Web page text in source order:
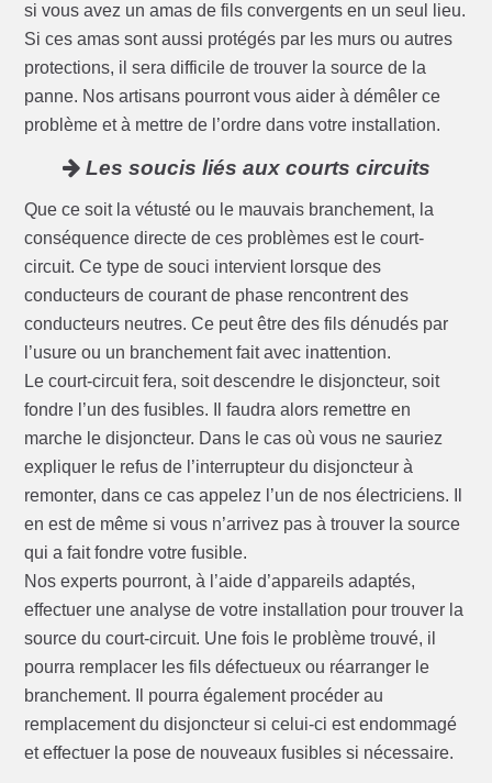
si vous avez un amas de fils convergents en un seul lieu.
Si ces amas sont aussi protégés par les murs ou autres
protections, il sera difficile de trouver la source de la
panne. Nos artisans pourront vous aider à démêler ce
problème et à mettre de l’ordre dans votre installation.
Les soucis liés aux courts circuits
Que ce soit la vétusté ou le mauvais branchement, la
conséquence directe de ces problèmes est le court-
circuit. Ce type de souci intervient lorsque des
conducteurs de courant de phase rencontrent des
conducteurs neutres. Ce peut être des fils dénudés par
l’usure ou un branchement fait avec inattention.
Le court-circuit fera, soit descendre le disjoncteur, soit
fondre l’un des fusibles. Il faudra alors remettre en
marche le disjoncteur. Dans le cas où vous ne sauriez
expliquer le refus de l’interrupteur du disjoncteur à
remonter, dans ce cas appelez l’un de nos électriciens. Il
en est de même si vous n’arrivez pas à trouver la source
qui a fait fondre votre fusible.
Nos experts pourront, à l’aide d’appareils adaptés,
effectuer une analyse de votre installation pour trouver la
source du court-circuit. Une fois le problème trouvé, il
pourra remplacer les fils défectueux ou réarranger le
branchement. Il pourra également procéder au
remplacement du disjoncteur si celui-ci est endommagé
et effectuer la pose de nouveaux fusibles si nécessaire.